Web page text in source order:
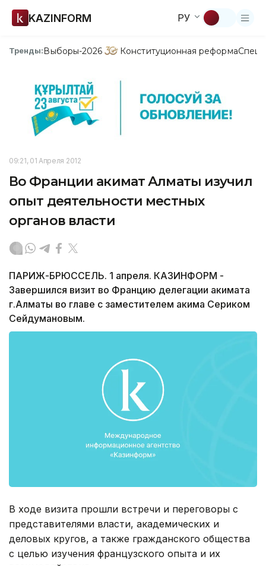
KAZINFORM РУ
Тренды:Выборы-2026 Конституционная реформа
09:21, 01 Апреля 2012
Во Франции акимат Алматы изучил
опыт деятельности местных
органов власти
ПАРИЖ-БРЮССЕЛЬ. 1 апреля. КАЗИНФОРМ -
Завершился визит во Францию делегации акимата
г.Алматы во главе с заместителем акима Сериком
Сейдумановым.
В ходе визита прошли встречи и переговоры с
представителями власти, академических и
деловых кругов, а также гражданского общества
с целью изучения французского опыта и их